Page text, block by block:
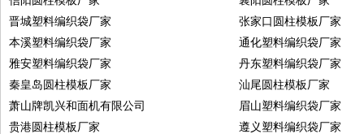
晋城塑料编织袋厂家
张家口圆柱模板厂家
本溪塑料编织袋厂家
通化塑料编织袋厂家
雅安塑料编织袋厂家
丹东塑料编织袋厂家
秦皇岛圆柱模板厂家
汕尾圆柱模板厂家
萧山牌凯兴和面机有限公司
眉山塑料编织袋厂家
贵港圆柱模板厂家
遵义塑料编织袋厂家